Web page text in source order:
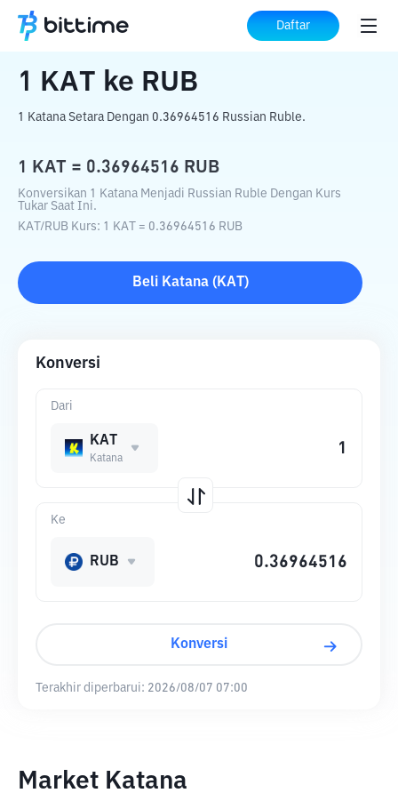
Daftar
Beranda Konverter Kripto ke RUB
1 KAT ke RUB
1 Katana Setara Dengan 0.36964516 Russian Ruble.
1 KAT = 0.36964516 RUB
Konversikan 1 Katana Menjadi Russian Ruble Dengan Kurs
Tukar Saat Ini.
KAT /RUB Kurs: 1 KAT = 0.36964516 RUB
Beli Katana( KAT )
Konversi
Dari
KAT
Katana
Ke
RUB
Konversi
Terakhir diperbarui: 2026/08/07 07:00
Market Katana